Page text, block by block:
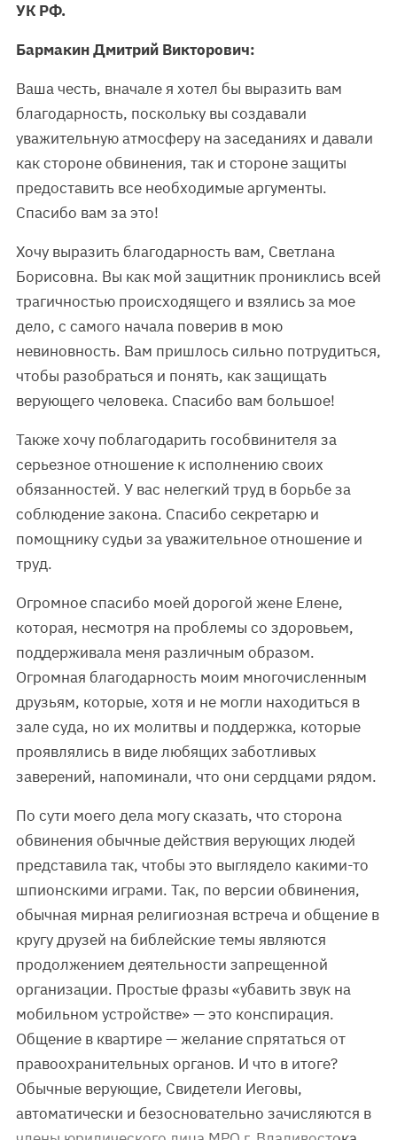
УК РФ.
Бармакин Дмитрий Викторович:
Ваша честь, вначале я хотел бы выразить вам
благодарность, поскольку вы создавали
уважительную атмосферу на заседаниях и давали
как стороне обвинения, так и стороне защиты
предоставить все необходимые аргументы.
Спасибо вам за это!
Хочу выразить благодарность вам, Светлана
Борисовна. Вы как мой защитник прониклись всей
трагичностью происходящего и взялись за мое
дело, с самого начала поверив в мою
невиновность. Вам пришлось сильно потрудиться,
чтобы разобраться и понять, как защищать
верующего человека. Спасибо вам большое!
Также хочу поблагодарить гособвинителя за
серьезное отношение к исполнению своих
обязанностей. У вас нелегкий труд в борьбе за
соблюдение закона. Спасибо секретарю и
помощнику судьи за уважительное отношение и
труд.
Огромное спасибо моей дорогой жене Елене,
которая, несмотря на проблемы со здоровьем,
поддерживала меня различным образом.
Огромная благодарность моим многочисленным
друзьям, которые, хотя и не могли находиться в
зале суда, но их молитвы и поддержка, которые
проявлялись в виде любящих заботливых
заверений, напоминали, что они сердцами рядом.
По сути моего дела могу сказать, что сторона
обвинения обычные действия верующих людей
представила так, чтобы это выглядело какими-то
шпионскими играми. Так, по версии обвинения,
обычная мирная религиозная встреча и общение в
кругу друзей на библейские темы являются
продолжением деятельности запрещенной
организации. Простые фразы «убавить звук на
мобильном устройстве» — это конспирация.
Общение в квартире — желание спрятаться от
правоохранительных органов. И что в итоге?
Обычные верующие, Свидетели Иеговы,
автоматически и безосновательно зачисляются в